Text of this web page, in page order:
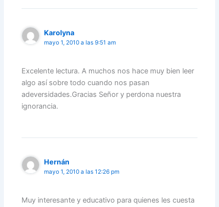
Karolyna
mayo 1, 2010 a las 9:51 am
Excelente lectura. A muchos nos hace muy bien leer
algo así sobre todo cuando nos pasan
adeversidades.Gracias Señor y perdona nuestra
ignorancia.
Hernán
mayo 1, 2010 a las 12:26 pm
Muy interesante y educativo para quienes les cuesta